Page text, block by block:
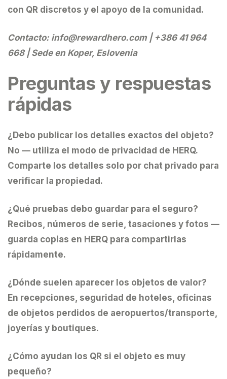
con QR discretos y el apoyo de la comunidad.
Contacto: info@rewardhero.com | +386 41 964
668 | Sede en Koper, Eslovenia
Preguntas y respuestas
rápidas
¿Debo publicar los detalles exactos del objeto?
No — utiliza el modo de privacidad de HERQ.
Comparte los detalles solo por chat privado para
verificar la propiedad.
¿Qué pruebas debo guardar para el seguro?
Recibos, números de serie, tasaciones y fotos —
guarda copias en HERQ para compartirlas
rápidamente.
¿Dónde suelen aparecer los objetos de valor?
En recepciones, seguridad de hoteles, oficinas
de objetos perdidos de aeropuertos/transporte,
joyerías y boutiques.
¿Cómo ayudan los QR si el objeto es muy
pequeño?